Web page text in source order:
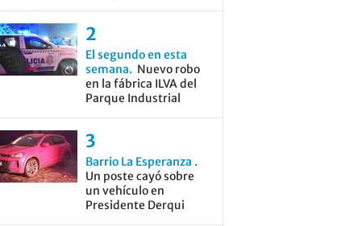
El segundo en esta
semana
Nuevo robo
en la fábrica ILVA del
Parque Industrial
Barrio La Esperanza
Un poste cayó sobre
un vehículo en
Presidente Derqui